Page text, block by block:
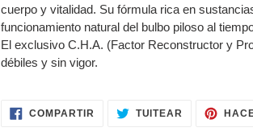
de
compra
cuerpo y vitalidad. Su fórmula rica en
funcionamiento natural del bulbo piloso al
El exclusivo C.H.A. (Factor Reconstructor y
débiles y sin vigor.
COMPARTIR COMPARTIR
EN
TUITEAR TUITEAR